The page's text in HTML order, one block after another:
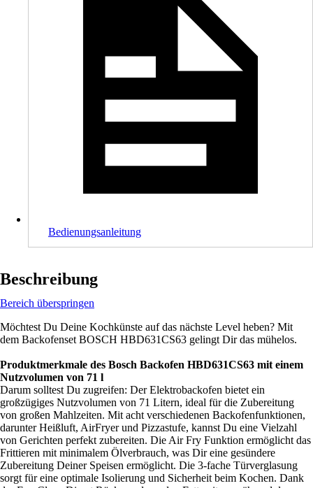
Bedienungsanleitung
Beschreibung
Bereich überspringen
Möchtest Du Deine Kochkünste auf das nächste Level heben? Mit
dem Backofenset BOSCH HBD631CS63 gelingt Dir das mühelos.
Produktmerkmale des Bosch Backofen HBD631CS63 mit einem
Nutzvolumen von 71 l
Darum solltest Du zugreifen: Der Elektrobackofen bietet ein
großzügiges Nutzvolumen von 71 Litern, ideal für die Zubereitung
von großen Mahlzeiten. Mit acht verschiedenen Backofenfunktionen,
darunter Heißluft, AirFryer und Pizzastufe, kannst Du eine Vielzahl
von Gerichten perfekt zubereiten. Die Air Fry Funktion ermöglicht das
Frittieren mit minimalem Ölverbrauch, was Dir eine gesündere
Zubereitung Deiner Speisen ermöglicht. Die 3-fache Türverglasung
sorgt für eine optimale Isolierung und Sicherheit beim Kochen. Dank